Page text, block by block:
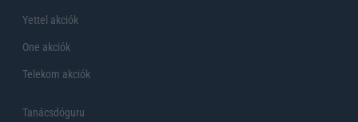
Yettel akciók
One akciók
Telekom akciók
Tanácsdóguru